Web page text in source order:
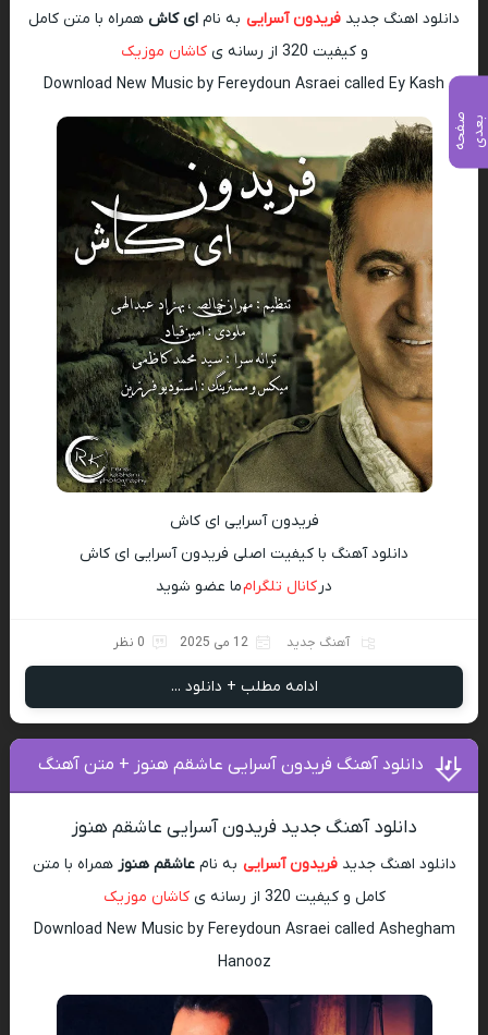
دانلود اهنگ جدید فریدون آسرایی به نام ای کاش همراه با متن کامل
و کیفیت 320 از رسانه ی
کاشان موزیک
Download New Music by Fereydoun Asraei called Ey Kash
فریدون آسرایی ای کاش
دانلود آهنگ با کیفیت اصلی فریدون آسرایی ای کاش
درکانال تلگرامما عضو شوید
آهنگ جدید 12 می 2025 0 نظر
ادامه مطلب + دانلود ...
دانلود آهنگ فریدون آسرایی عاشقم هنوز + متن آهنگ
دانلود آهنگ جدید فریدون آسرایی عاشقم هنوز
دانلود اهنگ جدیدفریدون آسرایی به نامعاشقم هنوز همراه با متن
کامل و کیفیت 320 از رسانه ی
کاشان موزیک
Download New Music by Fereydoun Asraei called Ashegham
Hanooz
ص
ف
ح
ه ب ع
د ی